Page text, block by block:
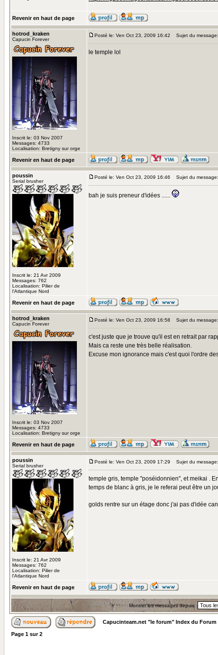
Revenir en haut de page
hotrod_kraken
Capucin Forever
Inscrit le: 03 Nov 2007
Messages: 4733
Localisation: Bretigny sur orge
Posté le: Ven Oct 23, 2009 16:42 Sujet du message:
le temple lol
Revenir en haut de page
poussin
Serial brusher
Inscrit le: 21 Avr 2009
Messages: 762
Localisation: Pilier de
l'Atlantique Nord
Posté le: Ven Oct 23, 2009 16:46 Sujet du message:
bah je suis preneur d'idées ......
Revenir en haut de page
hotrod_kraken
Capucin Forever
Inscrit le: 03 Nov 2007
Messages: 4733
Localisation: Bretigny sur orge
Posté le: Ven Oct 23, 2009 16:58 Sujet du message:
c'est juste que je trouve qu'il est en retrait par
Mais ca reste une très belle réalisation.
Excuse mon ignorance mais c'est quoi l'ordre
Revenir en haut de page
poussin
Serial brusher
Inscrit le: 21 Avr 2009
Messages: 762
Localisation: Pilier de
l'Atlantique Nord
Posté le: Ven Oct 23, 2009 17:29 Sujet du message:
temple gris, temple "poséidonnien", et meikai .
temps de blanc à gris, je le referai peut être un
golds rentre sur un étage donc j'ai pas d'idée
Revenir en haut de page
Montrer les messages depuis:
Capucinteam.net "le forum" Index du Forum
Page 1 sur2